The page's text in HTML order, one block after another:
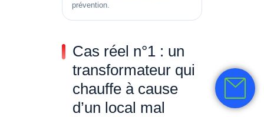
prévention.
Cas réel n°1 : un
transformateur qui
chauffe à cause
d’un local mal